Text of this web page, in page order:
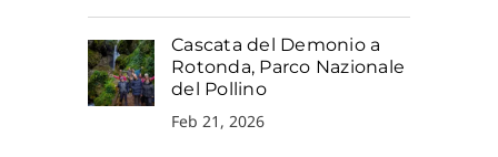
Cascata del Demonio a
Rotonda, Parco Nazionale
del Pollino
Feb 21, 2026